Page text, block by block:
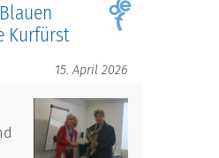
Kurfürst
15. April 2026